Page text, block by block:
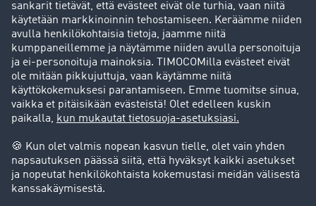
Asiakassuosittelut
Goodies
Tukipalvelu
Tukipalvelu
Oikeudelliset asiat
Julkaisutiedot